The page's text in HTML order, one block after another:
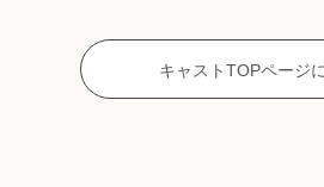
キャストTOPページ